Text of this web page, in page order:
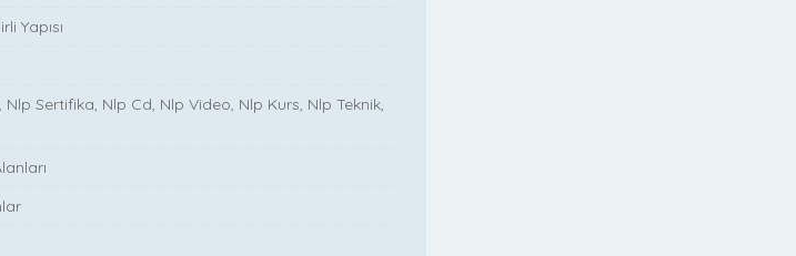
Yapısı
Sertifika, Nlp Cd, Nlp Video, Nlp Kurs, Nlp Teknik,